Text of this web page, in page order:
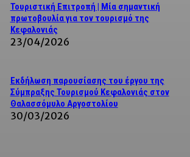
Τουριστική Επιτροπή | Μία σημαντική
πρωτοβουλία για τον τουρισμό της
Κεφαλονιάς
23/04/2026
Εκδήλωση παρουσίασης του έργου της
Σύμπραξης Τουρισμού Κεφαλονιάς στον
Θαλασσόμυλο Αργοστολίου
30/03/2026